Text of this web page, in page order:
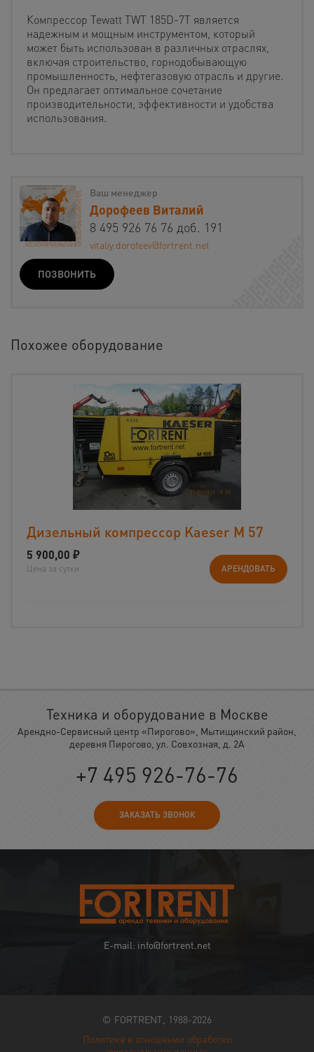
Компрессор Tewatt TWT 185D-7T является
надежным и мощным инструментом, который
может быть использован в различных отраслях,
включая строительство, горнодобывающую
промышленность, нефтегазовую отрасль и другие.
Он предлагает оптимальное сочетание
производительности, эффективности и удобства
использования.
Ваш менеджер
Дорофеев Виталий
8 495 926 76 76 доб. 191
vitaliy.dorofeev@fortrent.net
ПОЗВОНИТЬ
Похожее оборудование
Дизельный компрессор Kaeser M 57
5 900,00 ₽
Цена за сутки АРЕНДОВАТЬ
Техника и оборудование в Москве
Арендно-Сервисный центр «Пирогово», Мытищинский район,
деревня Пирогово, ул. Совхозная, д. 2А
+7 495 926-76-76
ЗАКАЗАТЬ ЗВОНОК
E-mail: info@fortrent.net
© FORTRENT, 1988-2026
Политика в отношении обработки